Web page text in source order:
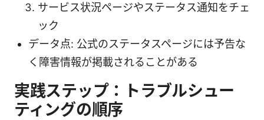
サービス状況ページやステータス通知をチェ
ック
データ点: 公式のステータスページには予告な
く障害情報が掲載されることがある
実践ステップ：トラブルシュー
ティングの順序